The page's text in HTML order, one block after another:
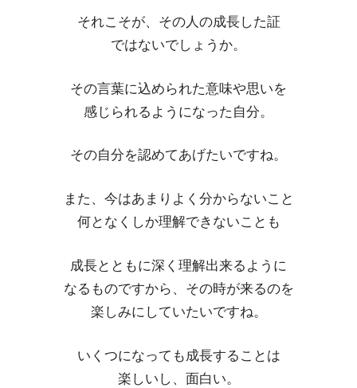
それこそが、その人の成長した証
ではないでしょうか。
その言葉に込められた意味や思いを
感じられるようになった自分。
その自分を認めてあげたいですね。
また、今はあまりよく分からないこと
何となくしか理解できないことも
成長とともに深く理解出来るように
なるものですから、その時が来るのを
楽しみにしていたいですね。
いくつになっても成長することは
楽しいし、面白い。